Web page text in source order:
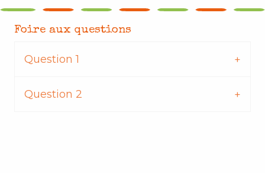
Foire aux questions
Question 1
Question 2